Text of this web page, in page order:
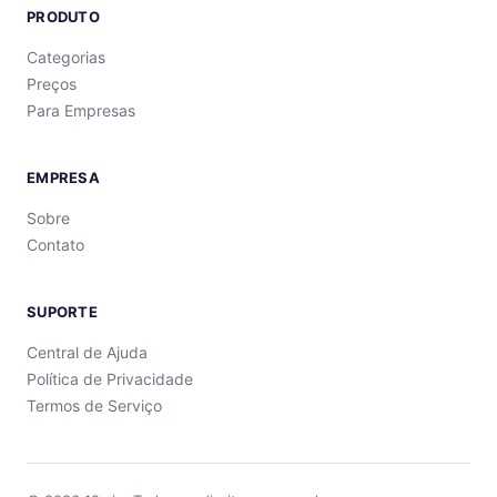
PRODUTO
Categorias
Preços
Para Empresas
EMPRESA
Sobre
Contato
SUPORTE
Central de Ajuda
Política de Privacidade
Termos de Serviço